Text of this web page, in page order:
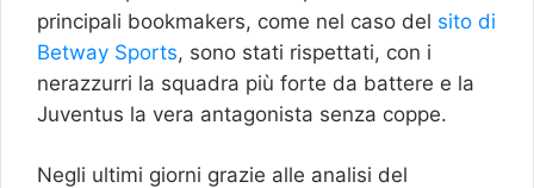
principali bookmakers, come nel caso del sito di
Betway Sports, sono stati rispettati, con i
nerazzurri la squadra più forte da battere e la
Juventus la vera antagonista senza coppe.
Negli ultimi giorni grazie alle analisi del